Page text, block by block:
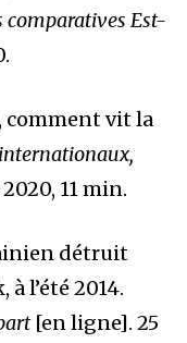
comparatives Est-
comment vit la
11 min.
détruit
l’été 2014.
[en ligne]. 25